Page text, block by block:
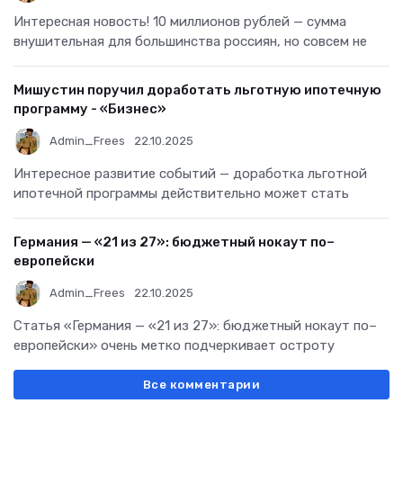
Интересная новость! 10 миллионов рублей — сумма
внушительная для большинства россиян, но совсем не
Мишустин поручил доработать льготную ипотечную
программу - «Бизнес»
Admin_Frees 22.10.2025
Интересное развитие событий — доработка льготной
ипотечной программы действительно может стать
Германия — «21 из 27»: бюджетный нокаут по–
европейски
Admin_Frees 22.10.2025
Статья «Германия — «21 из 27»: бюджетный нокаут по–
европейски» очень метко подчеркивает остроту
Все комментарии